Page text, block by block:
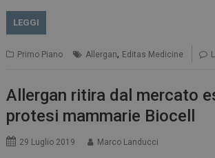
LEGGI
Primo Piano Allergan, Editas Medicine
Allergan ritira dal mercato
protesi mammarie Biocell
29 Luglio 2019 Marco Landucci